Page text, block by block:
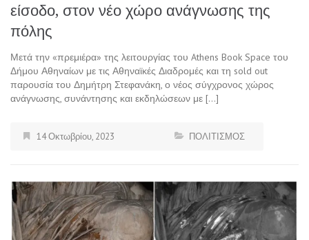
είσοδο, στον νέο χώρο ανάγνωσης της
πόλης
Μετά την «πρεμιέρα» της λειτουργίας του Athens Book Space του
Δήμου Αθηναίων με τις Αθηναϊκές Διαδρομές και τη sold out
παρουσία του Δημήτρη Στεφανάκη, ο νέος σύγχρονος χώρος
ανάγνωσης, συνάντησης και εκδηλώσεων με […]
14 Οκτωβρίου, 2023 ΠΟΛΙΤΙΣΜΟΣ